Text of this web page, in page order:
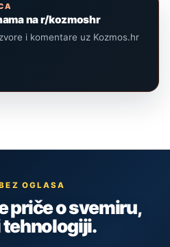
na r/kozmoshr
i komentare uz Kozmos.hr
OGLASA
priče o svemiru,
tehnologiji.